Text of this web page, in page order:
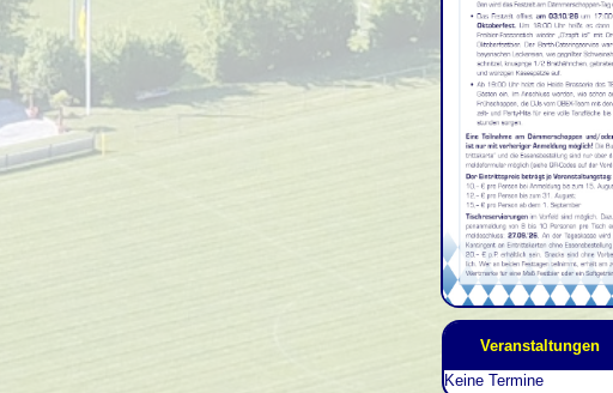
Veranstaltungen
Keine Termine